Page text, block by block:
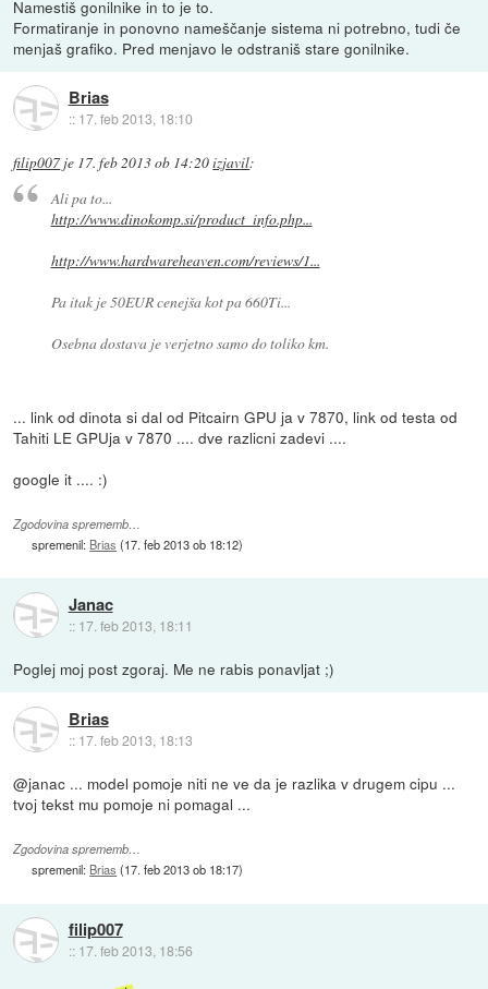
Namestiš gonilnike in to je to.
Formatiranje in ponovno nameščanje sistema ni potrebno, tudi če
menjaš grafiko. Pred menjavo le odstraniš stare gonilnike.
Brias
:: 17. feb 2013, 18:10
filip007 je 17. feb 2013 ob 14:20izjavil:
Ali pa to...
http://www.dinokomp.si/product_info.php...
http://www.hardwareheaven.com/reviews/1...
Pa itak je 50EUR cenejša kot pa 660Ti...
Osebna dostava je verjetno samo do toliko km.
... link od dinota si dal od Pitcairn GPU ja v 7870, link od testa od
Tahiti LE GPUja v 7870 .... dve razlicni zadevi ....
google it .... :)
Zgodovina sprememb…
spremenil: Brias (17. feb 2013 ob 18:12)
Janac
:: 17. feb 2013, 18:11
Poglej moj post zgoraj. Me ne rabis ponavljat ;)
Brias
:: 17. feb 2013, 18:13
@janac ... model pomoje niti ne ve da je razlika v drugem cipu ...
tvoj tekst mu pomoje ni pomagal ...
Zgodovina sprememb…
spremenil: Brias (17. feb 2013 ob 18:17)
filip007
:: 17. feb 2013, 18:56